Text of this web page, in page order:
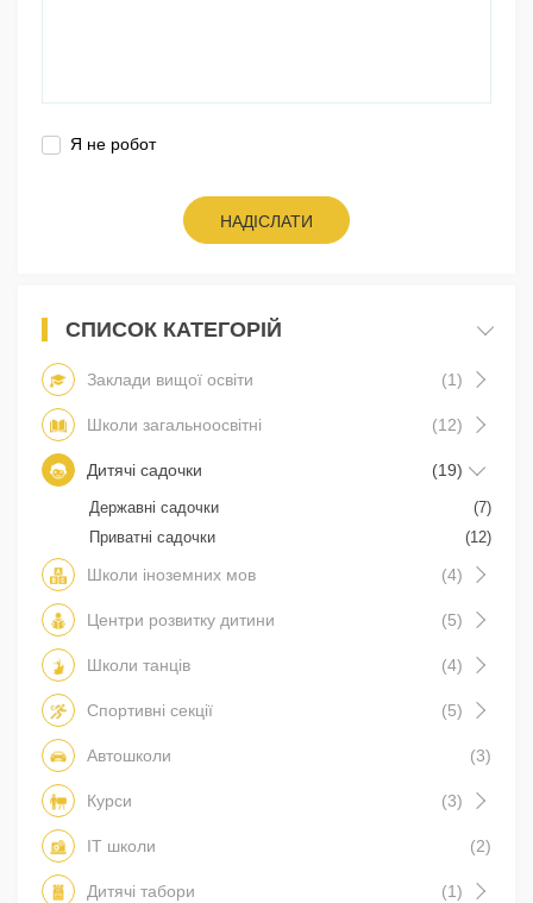
Я не робот
НАДІСЛАТИ
СПИСОК КАТЕГОРІЙ
Заклади вищої освіти (1)
Школи загальноосвітні (12)
Дитячі садочки (19)
Державні садочки
(7)
Приватні садочки
(12)
Школи іноземних мов (4)
Центри розвитку дитини (5)
Школи танців (4)
Спортивні секції (5)
Автошколи (3)
Курси (3)
IT школи (2)
Дитячі табори (1)